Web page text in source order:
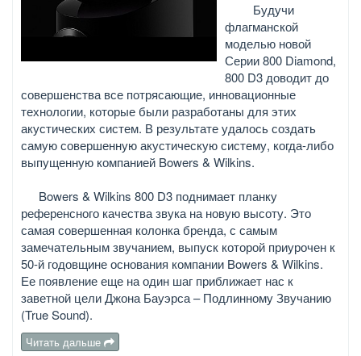
Будучи
флагманской
моделью новой
Серии 800 Diamond,
800 D3 доводит до
совершенства все потрясающие, инновационные
технологии, которые были разработаны для этих
акустических систем. В результате удалось создать
самую совершенную акустическую систему, когда-либо
выпущенную компанией Bowers & Wilkins.
Bowers & Wilkins 800 D3 поднимает планку
референсного качества звука на новую высоту. Это
самая совершенная колонка бренда, с самым
замечательным звучанием, выпуск которой приурочен к
50-й годовщине основания компании Bowers & Wilkins.
Ее появление еще на один шаг приближает нас к
заветной цели Джона Бауэрса – Подлинному Звучанию
(True Sound).
Читать дальше